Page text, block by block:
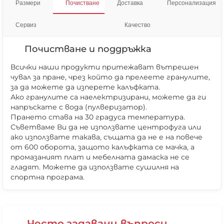
Размери Почистване Доставка Персонализация
Сервиз Качество
Почистване и поддръжка
Всички наши продукти притежават вътрешен
чувал за пране, чрез който да прелеете гранулите,
за да можете да изперете калъфката.
Ако гранулите са наелектризирани, можете да ги
напръскате с вода (пулверизатор).
Прането става на 30 градуса температура.
Съветваме Ви да не използвате центрофуга или
ако използвате такава, същата да не е на повече
от 600 оборота, защото калъфката се мачка, а
промазаният плат и мебелната дамаска не се
гладят. Можете да използвате сушилня на
спортна програма.
❌ Няма да виждаш персонални оферти
❌ Няма да получиш специални отстъпки
❌ Сайтът няма да помни избора ти